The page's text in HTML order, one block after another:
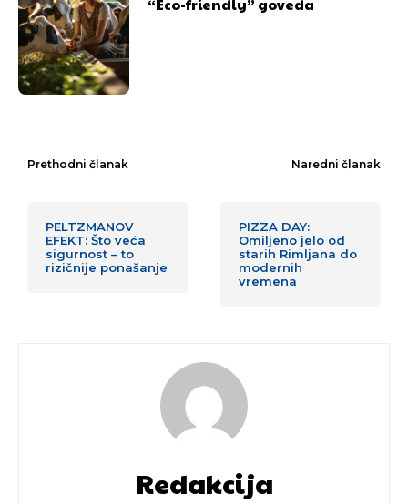
Prethodni članak
PELTZMANOV
EFEKT: Što veća
sigurnost – to
rizičnije ponašanje
Naredni članak
PIZZA DAY:
Omiljeno jelo od
starih Rimljana do
modernih
vremena
Redakcija